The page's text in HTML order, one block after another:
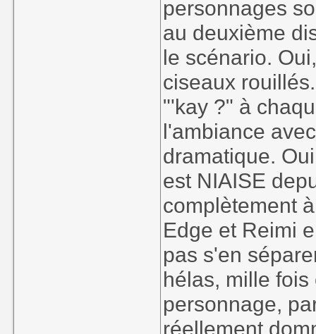
personnages
au deuxième
le scénario.
ciseaux
"'kay ?" à
l'ambiance
dramatique.
est NIAISE
complètement
Edge et Reimi
pas s'en
hélas, mille
personnage,
réellement